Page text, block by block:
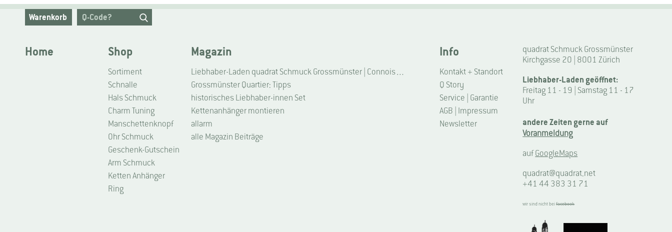
Warenkorb
Home Shop
Sortiment
Schnalle
Hals Schmuck
Charm Tuning
Manschettenknopf
Ohr Schmuck
Geschenk-Gutschein
Arm Schmuck
Ketten Anhänger
Ring
Magazin
Liebhaber-Laden quadrat Schmuck Grossmünster | Connoisseur Shop quadrat jewellery Grossmünster
Grossmünster Quartier: Tipps
historisches Liebhaber-innen Set
Kettenanhänger montieren
allarm
alle Magazin Beiträge
Info
Kontakt + Standort
Q Story
Service | Garantie
AGB | Impressum
Newsletter
quadrat Schmuck Grossmünster
Kirchgasse 20 | 8001 Zürich
Liebhaber-Laden geöffnet:
Freitag 11 - 19 | Samstag 11 - 17
Uhr
andere Zeiten gerne auf
Voranmeldung
aufGoogleMaps
quadrat@quadrat.net
+41 44 383 31 71
wir sind nicht beifacebook